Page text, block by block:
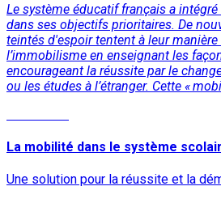
Le système éducatif français a
dans ses objectifs prioritaires. De
teintés d'espoir tentent à leur manière
l’immobilisme en enseignant les
encourageant la réussite par le
ou les études à l’étranger. Cette «
La mobilité dans le système
Une solution pour la réussite et la